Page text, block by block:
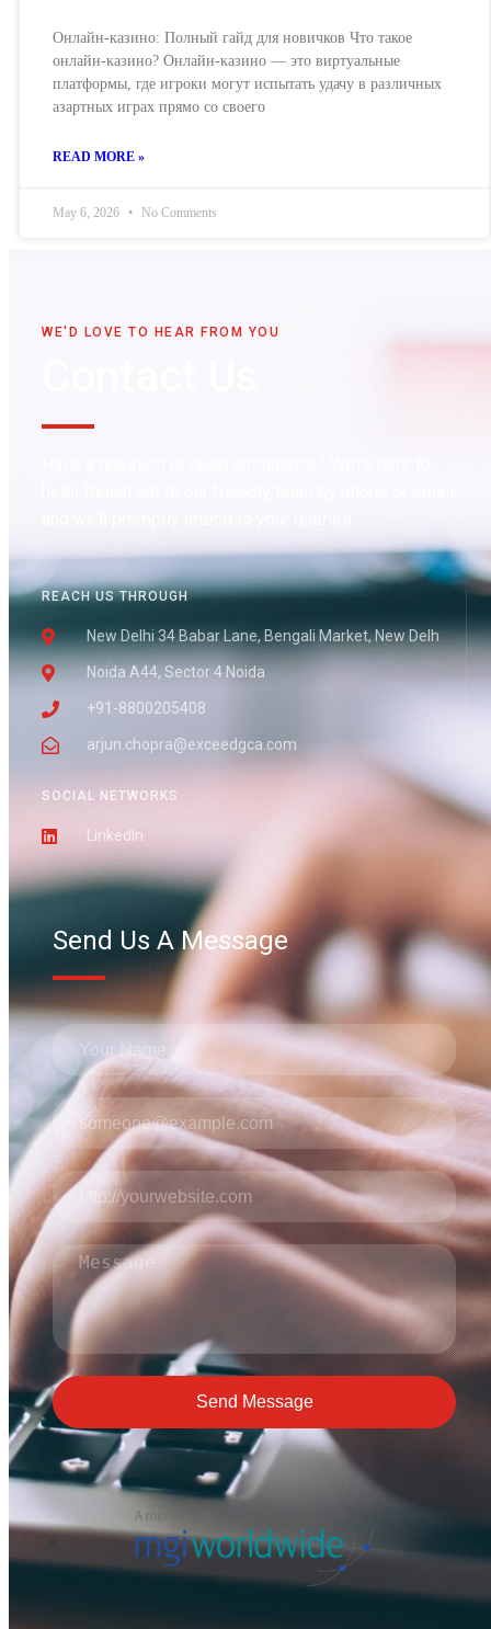
Онлайн-казино: Полный гайд для новичков Что такое
онлайн-казино? Онлайн-казино — это виртуальные
платформы, где игроки могут испытать удачу в различных
азартных играх прямо со своего
READ MORE »
May 6, 2026 No Comments
WE'D LOVE TO HEAR FROM YOU
REACH US THROUGH
New Delhi 34 Babar Lane, Bengali Market, New Delh
Noida A44, Sector 4 Noida
+91-8800205408
arjun.chopra@exceedgca.com
SOCIAL NETWORKS
LinkedIn
Send Us A Message
Send Message